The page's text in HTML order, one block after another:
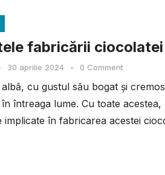
fabricării
30 aprilie 2024 • 0 Comment
cu gustul său bogat și
întreaga lume. Cu toate
implicate în fabricarea acestei